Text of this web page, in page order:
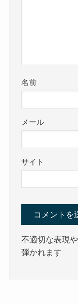
名前
メール
サイト
不適切な表現
弾かれます